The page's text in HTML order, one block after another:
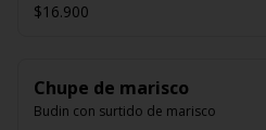
$16.900
Chupe de marisco
Budin con surtido de marisco